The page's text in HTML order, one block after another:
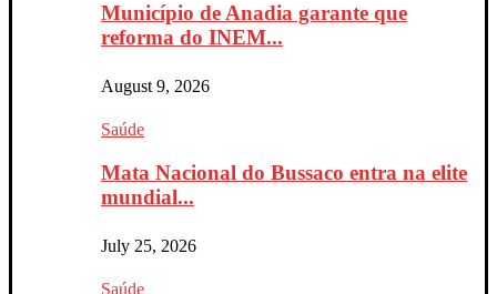
Município de Anadia garante que
reforma do INEM...
August 9, 2026
Saúde
Mata Nacional do Bussaco entra na elite
mundial...
July 25, 2026
Saúde